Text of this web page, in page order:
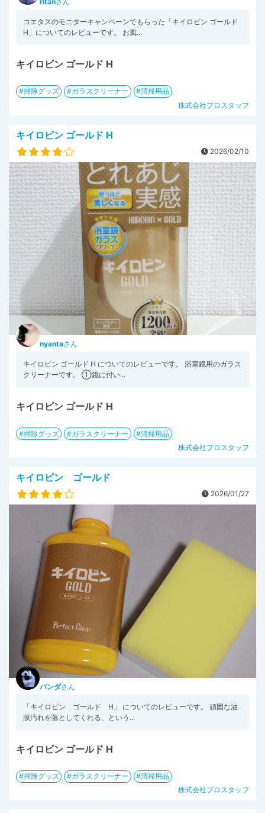
コエタスのモニターキャンペーンでもらった「キイロビン ゴールド
H」についてのレビューです。 お風...
キイロビン ゴールド H
掃除グッズ ガラスクリーナー
清掃用品
株式会社プロスタッフ
キイロビン ゴールド H
2026/02/10
nyantaさん
キイロビン ゴールド H についてのレビューです。 ⁡⁡浴室鏡用のガラス
クリーナーです⁡⁡。 ⁡①鏡に付い...
キイロビン ゴールド H
掃除グッズ ガラスクリーナー
清掃用品
株式会社プロスタッフ
キイロビン ゴールド
2026/01/27
パンダさん
「キイロビン ゴールド H」 についてのレビューです。 頑固な油
膜汚れを落としてくれる、という...
キイロビン ゴールド H
掃除グッズ ガラスクリーナー
清掃用品
株式会社プロスタッフ